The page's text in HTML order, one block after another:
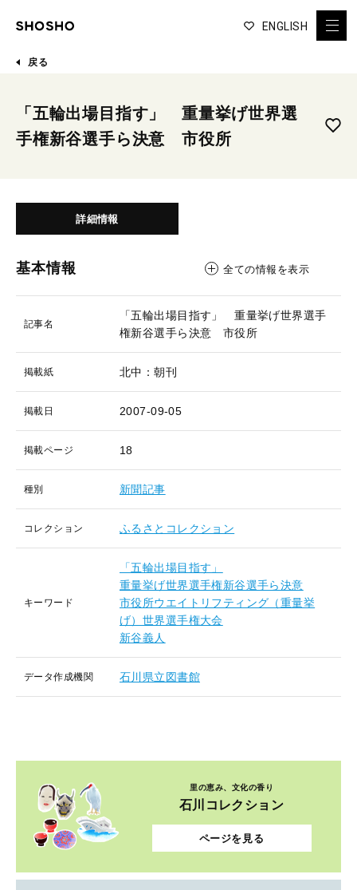
ENGLISH
戻る
「五輪出場目指す」 重量挙げ世界選
手権新谷選手ら決意 市役所
詳細情報
基本情報 全ての情報を表示
記事名
「五輪出場目指す」 重量挙げ世界選手
権新谷選手ら決意 市役所
掲載紙 北中：朝刊
掲載日 2007-09-05
掲載ページ 18
種別 新聞記事
コレクション ふるさとコレクション
キーワード
「五輪出場目指す」
重量挙げ世界選手権新谷選手ら決意
市役所ウエイトリフティング（重量挙
げ）世界選手権大会
新谷義人
データ作成機関 石川県立図書館
里の恵み、文化の香り
石川コレクション
ページを見る